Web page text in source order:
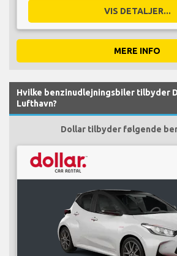
VIS DETALJER...
MERE INFO
Hvilke benzinudlejningsbiler tilbyder
Lufthavn?
Dollar tilbyder følgende